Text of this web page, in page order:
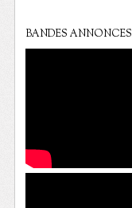
BANDES ANNONCES